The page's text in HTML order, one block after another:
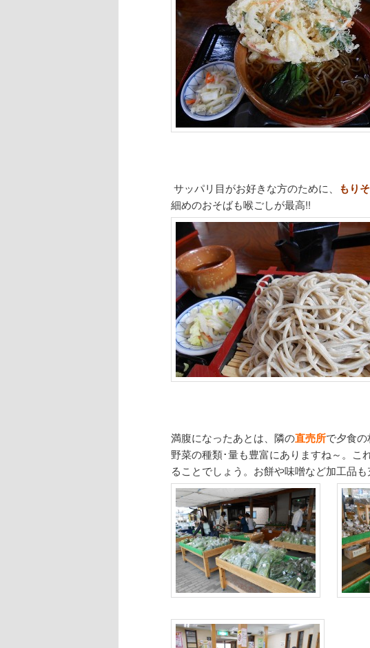
サッパリ目がお好きな方のために、 もり
細めのおそばも喉ごしが最高!!
満腹になったあとは、隣の直売所で夕食の
野菜の種類･量も豊富にありますね～。こ
ることでしょう。お餅や味噌など加工品も